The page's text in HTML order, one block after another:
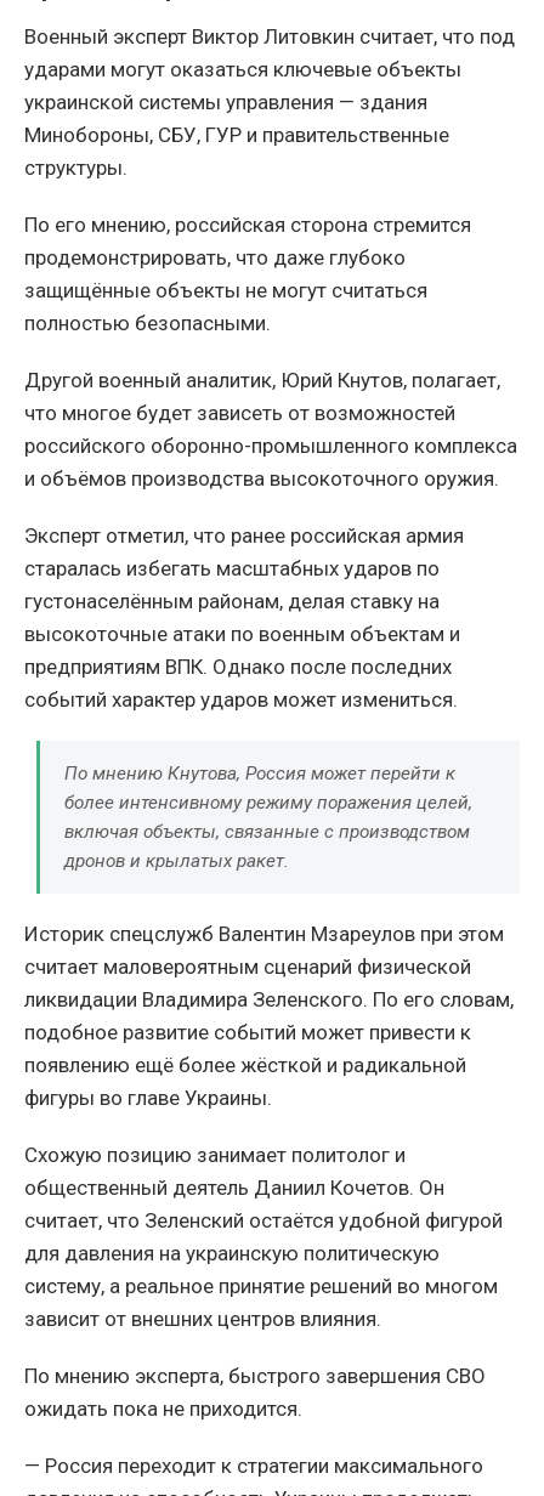
Военный эксперт Виктор Литовкин считает, что под
ударами могут оказаться ключевые объекты
украинской системы управления — здания
Минобороны, СБУ, ГУР и правительственные
структуры.
По его мнению, российская сторона стремится
продемонстрировать, что даже глубоко
защищённые объекты не могут считаться
полностью безопасными.
Другой военный аналитик, Юрий Кнутов, полагает,
что многое будет зависеть от возможностей
российского оборонно-промышленного комплекса
и объёмов производства высокоточного оружия.
Эксперт отметил, что ранее российская армия
старалась избегать масштабных ударов по
густонаселённым районам, делая ставку на
высокоточные атаки по военным объектам и
предприятиям ВПК. Однако после последних
событий характер ударов может измениться.
По мнению Кнутова, Россия может перейти к
более интенсивному режиму поражения целей,
включая объекты, связанные с производством
дронов и крылатых ракет.
Историк спецслужб Валентин Мзареулов при этом
считает маловероятным сценарий физической
ликвидации Владимира Зеленского. По его словам,
подобное развитие событий может привести к
появлению ещё более жёсткой и радикальной
фигуры во главе Украины.
Схожую позицию занимает политолог и
общественный деятель Даниил Кочетов. Он
считает, что Зеленский остаётся удобной фигурой
для давления на украинскую политическую
систему, а реальное принятие решений во многом
зависит от внешних центров влияния.
По мнению эксперта, быстрого завершения СВО
ожидать пока не приходится.
— Россия переходит к стратегии максимального